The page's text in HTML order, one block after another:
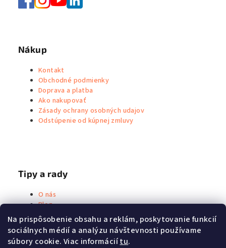
Na prispôsobenie obsahu a reklám, poskytovanie funkcií
sociálnych médií a analýzu návštevnosti používame
súbory cookie. Viac informáciítu.
s
u
Nákup
Kontakt
Obchodné podmienky
Doprava a platba
Ako nakupovať
Zásady ochrany osobných udajov
Odstúpenie od kúpnej zmluvy
Tipy a rady
O nás
Blog
Metoda Priessnitz